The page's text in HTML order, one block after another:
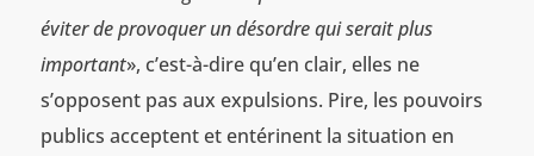
éviter de provoquer un désordre qui serait plus
important», c’est-à-dire qu’en clair, elles ne
s’opposent pas aux expulsions. Pire, les pouvoirs
publics acceptent et entérinent la situation en